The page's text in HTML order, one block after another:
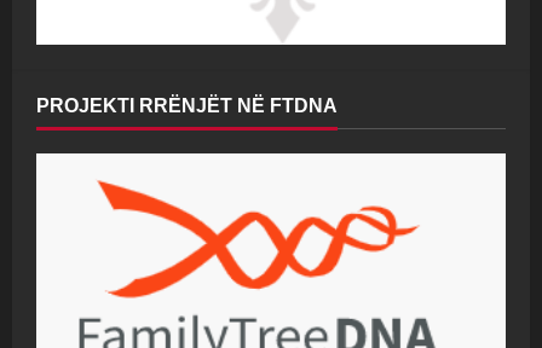
PROJEKTI RRËNJËT NË FTDNA